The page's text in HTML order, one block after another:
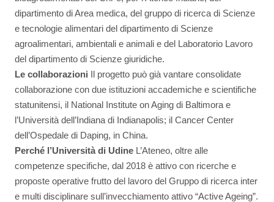
dipartimento di Area medica, del gruppo di ricerca di Scienze
e tecnologie alimentari del dipartimento di Scienze
agroalimentari, ambientali e animali e del Laboratorio Lavoro
del dipartimento di Scienze giuridiche.
Le collaborazioni Il progetto può già vantare consolidate
collaborazione con due istituzioni accademiche e scientifiche
statunitensi, il National Institute on Aging di Baltimora e
l’Università dell’Indiana di Indianapolis; il Cancer Center
dell’Ospedale di Daping, in China.
Perché l’Università di Udine L’Ateneo, oltre alle
competenze specifiche, dal 2018 è attivo con ricerche e
proposte operative frutto del lavoro del Gruppo di ricerca inter
e multi disciplinare sull’invecchiamento attivo “Active Ageing”.